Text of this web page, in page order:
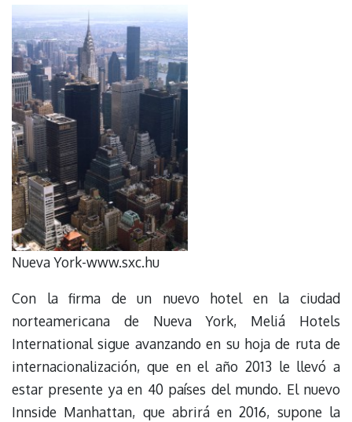
Nueva York-www.sxc.hu
Con la firma de un nuevo hotel en la ciudad
norteamericana de Nueva York, Meliá Hotels
International sigue avanzando en su hoja de ruta de
internacionalización, que en el año 2013 le llevó a
estar presente ya en 40 países del mundo. El nuevo
Innside Manhattan, que abrirá en 2016, supone la